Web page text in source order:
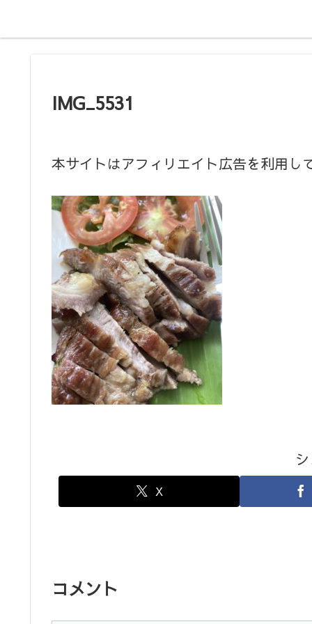
IMG_5531
本サイトはアフィリエイト広告を利用し
X
コメント